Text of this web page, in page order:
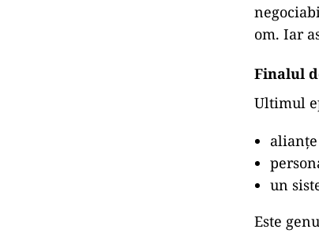
om. Iar
Finalul
Ultimul
un
Este